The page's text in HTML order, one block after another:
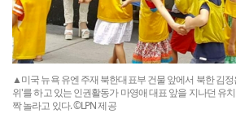
▲미국 뉴욕 유엔 주재 북한대표부 건물 앞에서 북한 김
위'를 하고 있는 인권활동가 마영애 대표 앞을 지나던 유
짝 놀라고 있다. ©LPN 제공